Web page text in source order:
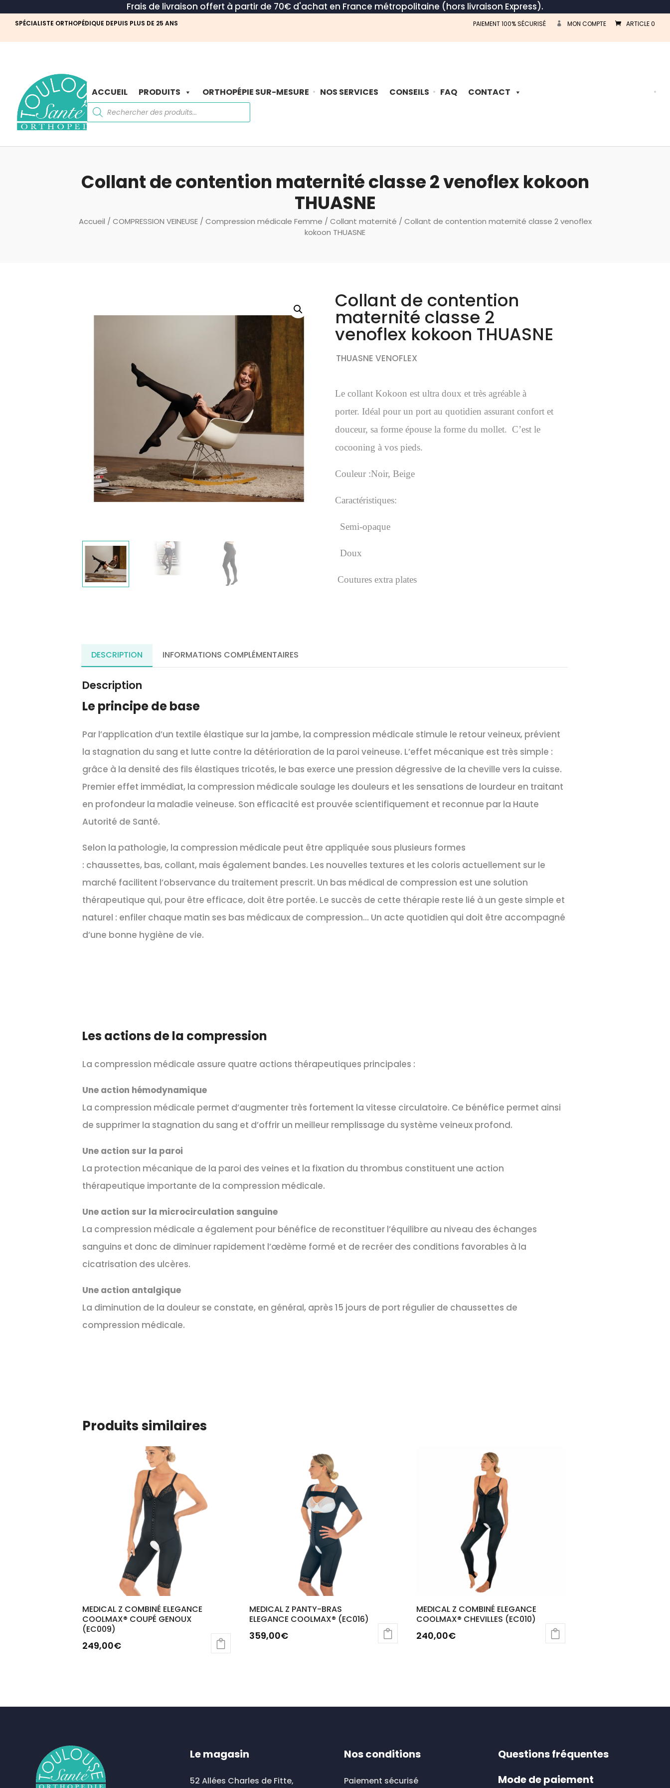
Frais de livraison offert à partir de 70€ d'achat en France métropolitaine (hors livraison Express).
SPÉCIALISTE ORTHOPÉDIQUE DEPUIS PLUS DE 25 ANS PAIEMENT 100% SÉCURISÉ MON COMPTE ARTICLE 0
ACCUEIL PRODUITS ORTHOPÉPIE SUR-MESURE NOS SERVICES CONSEILS FAQ CONTACT
Recherche
de
produits
Recherche
Collant de contention maternité classe 2 venoflex kokoon
THUASNE
Accueil / COMPRESSION VEINEUSE/ Compression médicale Femme / Collant maternité / Collant de contention maternité classe 2 venoflex
kokoon THUASNE
Collant de contention
maternité classe 2
venoflex kokoon THUASNE
THUASNE VENOFLEX
Le collant Kokoon est ultra doux et très agréable à
porter. Idéal pour un port au quotidien assurant confort et
douceur, sa forme épouse la forme du mollet. C’est le
cocooning à vos pieds.
Couleur :Noir, Beige
Caractéristiques:
Semi-opaque
Doux
Coutures extra plates
DESCRIPTION INFORMATIONS COMPLÉMENTAIRES
Description
Le principe de base
Par l’application d’un textile élastique sur la jambe, la compression médicale stimule le retour veineux, prévient
la stagnation du sang et lutte contre la détérioration de la paroi veineuse. L’effet mécanique est très simple :
grâce à la densité des fils élastiques tricotés, le bas exerce une pression dégressive de la cheville vers la cuisse.
Premier effet immédiat, la compression médicale soulage les douleurs et les sensations de lourdeur en traitant
en profondeur la maladie veineuse. Son efficacité est prouvée scientifiquement et reconnue par la Haute
Autorité de Santé.
Selon la pathologie, la compression médicale peut être appliquée sous plusieurs formes
: chaussettes, bas, collant, mais également bandes. Les nouvelles textures et les coloris actuellement sur le
marché facilitent l’observance du traitement prescrit. Un bas médical de compression est une solution
thérapeutique qui, pour être efficace, doit être portée. Le succès de cette thérapie reste lié à un geste simple et
naturel : enfiler chaque matin ses bas médicaux de compression… Un acte quotidien qui doit être accompagné
d’une bonne hygiène de vie.
Les actions de la compression
La compression médicale assure quatre actions thérapeutiques principales :
Une action hémodynamique
La compression médicale permet d’augmenter très fortement la vitesse circulatoire. Ce bénéfice permet ainsi
de supprimer la stagnation du sang et d’offrir un meilleur remplissage du système veineux profond.
Une action sur la paroi
La protection mécanique de la paroi des veines et la fixation du thrombus constituent une action
thérapeutique importante de la compression médicale.
Une action sur la microcirculation sanguine
La compression médicale a également pour bénéfice de reconstituer l’équilibre au niveau des échanges
sanguins et donc de diminuer rapidement l’œdème formé et de recréer des conditions favorables à la
cicatrisation des ulcères.
Une action antalgique
La diminution de la douleur se constate, en général, après 15 jours de port régulier de chaussettes de
compression médicale.
Produits similaires
MEDICAL Z COMBINÉ ELEGANCE
COOLMAX® COUPÉ GENOUX
(EC009)
249,00€
MEDICAL Z PANTY-BRAS
ELEGANCE COOLMAX® (EC016)
359,00€
MEDICAL Z COMBINÉ ELEGANCE
COOLMAX® CHEVILLES (EC010)
240,00€
variations.
choisies
Le magasin
52 Allées Charles de Fitte,
Nos conditions
Paiement sécurisé
Questions fréquentes
Mode de paiement